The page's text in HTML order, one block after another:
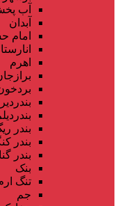
آب
آبدان
امام
اهرم
بندردیر
بندر
بندر
بندر
بنک
تنگ
جم